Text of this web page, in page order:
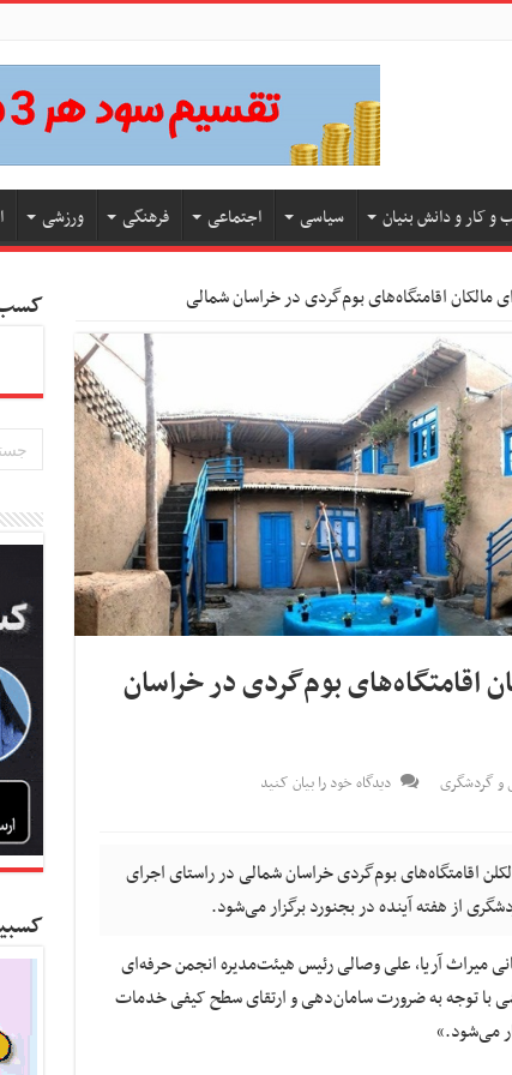
کار و دانش بنیان سیاسی اجتماعی فرهنگی ورزشی
مالکان اقامتگاه‌های بوم‌گردی در خراسان شمالی
اقامتگاه‌های بوم‌گردی در خراسان
و گردشگری
دیدگاه خود را بیان کنید
اقامتگاه‌های بوم‌گردی خراسان شمالی در راستای اجرای
از هفته آینده در بجنورد برگزار می‌شود.
میراث آریا, علی وصالی رئیس هیئت‌مدیره انجمن حرفه‌ای
با توجه به ضرورت سامان‌دهی و ارتقای سطح کیفی خدمات
می‌شود.»
کسب